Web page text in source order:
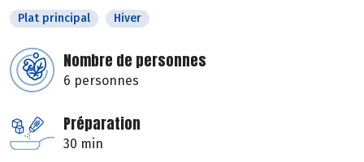
Plat principal Hiver
Nombre de personnes
6 personnes
Préparation
30 min